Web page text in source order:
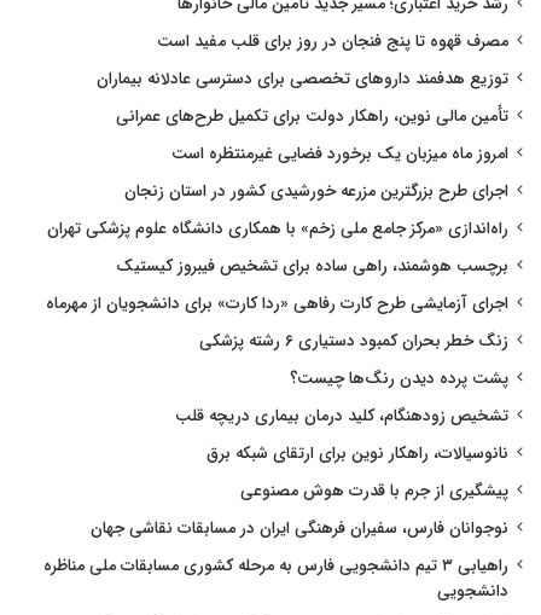
مصرف قهوه تا پنج فنجان در روز برای قلب مفید است
توزیع هدفمند داروهای تخصصی برای دسترسی عادلانه بیماران
تأمین مالی نوین، راهکار دولت برای تکمیل طرح‌های عمرانی
امروز ماه میزبان یک برخورد فضایی غیرمنتظره است
اجرای طرح بزرگترین مزرعه خورشیدی کشور در استان زنجان
راه‌اندازی «مرکز جامع ملی زخم» با همکاری دانشگاه علوم پزشکی تهران
برچسب هوشمند، راهی ساده برای تشخیص فیبروز کیستیک
اجرای آزمایشی طرح کارت رفاهی «ردا کارت» برای دانشجویان از مهرماه
زنگ خطر بحران کمبود دستیاری ۶ رشته پزشکی
پشت پرده دیدن رنگ‌ها چیست؟
تشخیص زودهنگام، کلید درمان بیماری دریچه قلب
نانوسیالات، راهکار نوین برای ارتقای شبکه برق
پیشگیری از جرم با قدرت هوش مصنوعی
نوجوانان فارس، سفیران فرهنگی ایران در مسابقات نقاشی جهان
راهیابی ۳ تیم دانشجویی فارس به مرحله کشوری مسابقات ملی مناظره
دانشجویی